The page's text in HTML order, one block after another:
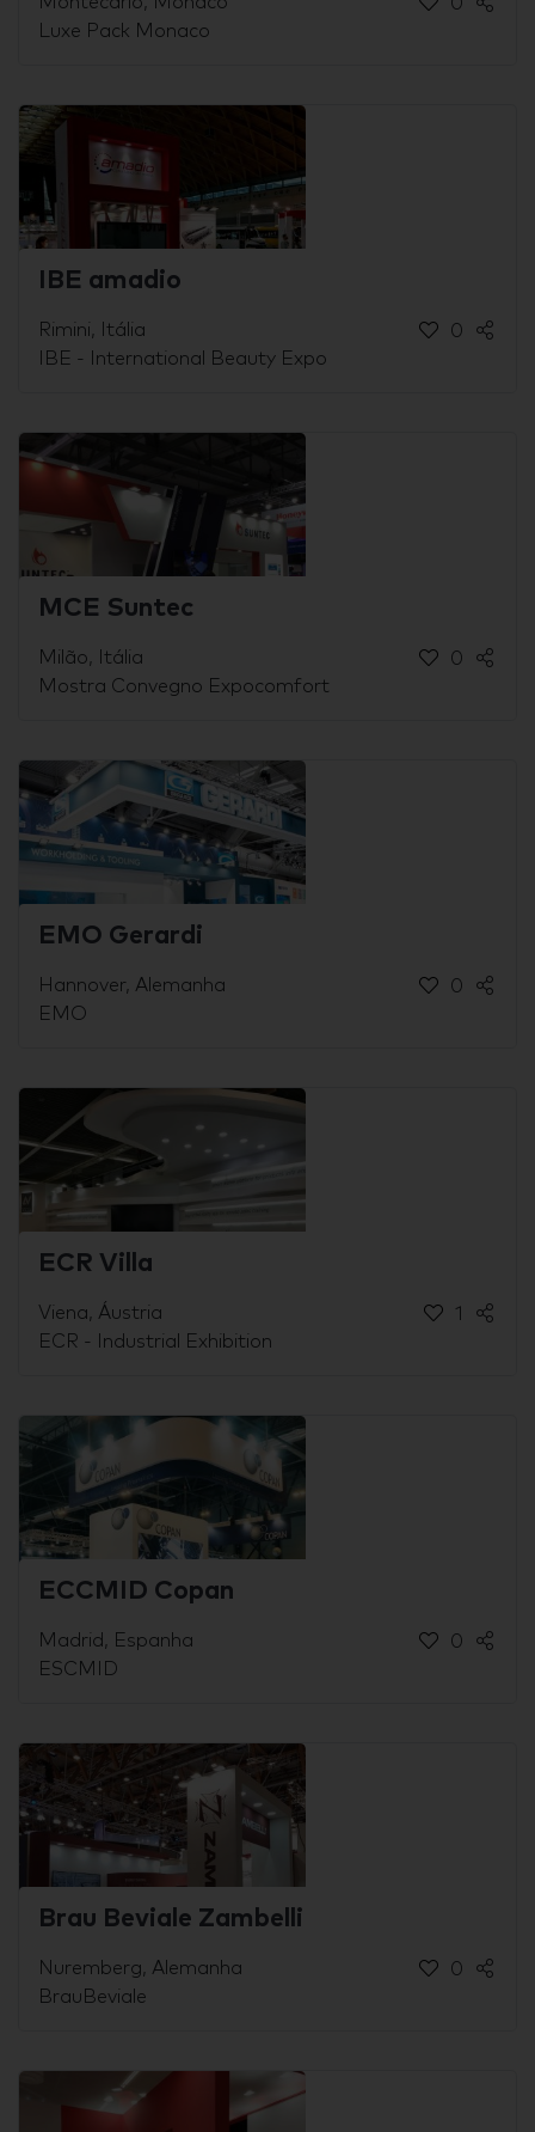
Luxe Pack Monaco
IBE amadio
Rimini, Itália
IBE - International Beauty Expo
0
MCE Suntec
Milão, Itália
Mostra Convegno Expocomfort
0
EMO Gerardi
Hannover, Alemanha
EMO
0
ECR Villa
Viena, Áustria
ECR - Industrial Exhibition
1
ECCMID Copan
Madrid, Espanha
ESCMID
0
Brau Beviale Zambelli
Nuremberg, Alemanha
BrauBeviale
0